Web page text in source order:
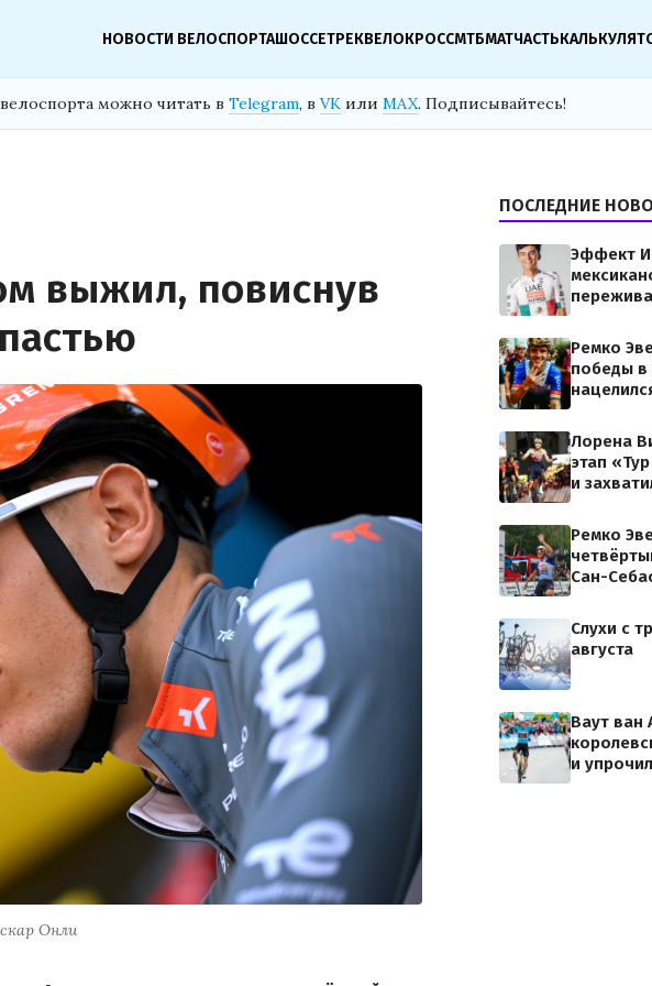
НОВОСТИ ВЕЛОСПОРТАШОССЕТРЕКВЕЛОКРОССМТБМАТЧАСТЬ
можно читать в Telegram, в VK или MAX. Подписывайтесь!
выжил, повиснув
Онли
ПОСЛЕДНИЕ
Эффект
Ремко
победы в
Лорена
этап
и
Ремко
Сан-
Слухи с
августа
Ваут ван
и